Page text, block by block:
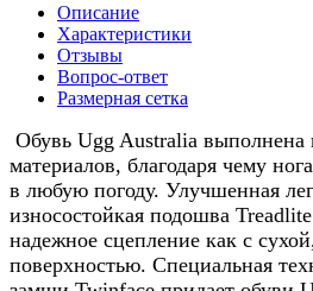
Описание
Характеристики
Отзывы
Вопрос-ответ
Размерная сетка
Обувь Ugg Australia выполнена
материалов, благодаря чему
в любую погоду. Улучшенная
износостойкая подошва
надежное сцепление как с
поверхностью. Специальная